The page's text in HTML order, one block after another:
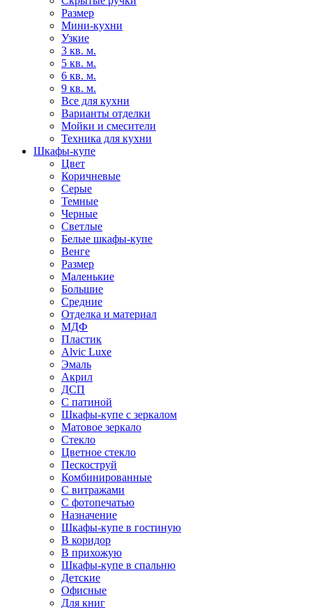
Размер
Мини-кухни
Узкие
3 кв. м.
5 кв. м.
6 кв. м.
9 кв. м.
Все для кухни
Варианты отделки
Мойки и смесители
Техника для кухни
Шкафы-купе
Цвет
Коричневые
Серые
Темные
Черные
Светлые
Белые шкафы-купе
Венге
Размер
Маленькие
Большие
Средние
Отделка и материал
МДФ
Пластик
Alvic Luxe
Эмаль
Акрил
ДСП
С патиной
Шкафы-купе с зеркалом
Матовое зеркало
Стекло
Цветное стекло
Пескоструй
Комбинированные
С витражами
С фотопечатью
Назначение
Шкафы-купе в гостиную
В коридор
В прихожую
Шкафы-купе в спальню
Детские
Офисные
Для книг